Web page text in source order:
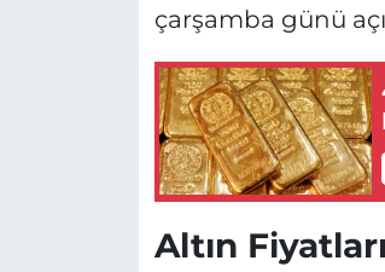
çarşamba günü
Altın